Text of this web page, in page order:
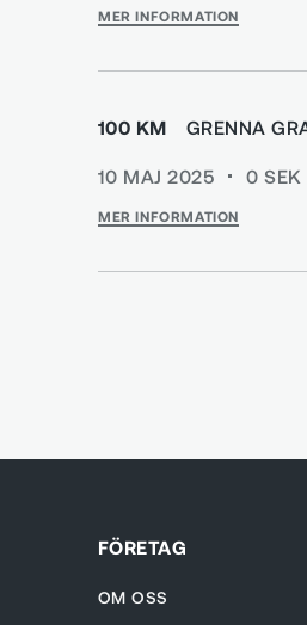
MER INFORMATION
100 KM GRENNA
10 MAJ 2025 0 SEK
MER INFORMATION
FÖRETAG
OM OSS